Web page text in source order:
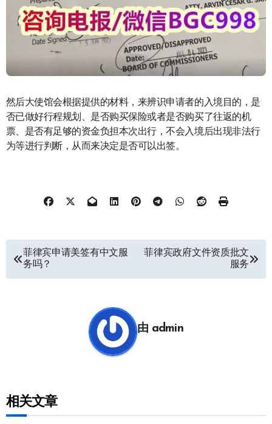
然后大使馆会根据提供的材料，来辨识申请者的入境目的，是
否已做好行程规划、是否购买保险或者是否购买了往返的机
票、是否有足够的资金负担本次出行，不会入境后出现非法行
为等进行判断，从而来决定是否可以出签。
菲律宾申请美签有中文服
务吗？
菲律宾政府文件资质批文
服务
由 admin
相关文章